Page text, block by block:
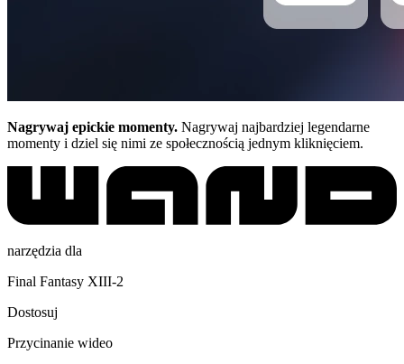
Nagrywaj epickie momenty. Nagrywaj najbardziej legendarne
momenty i dziel się nimi ze społecznością jednym kliknięciem.
narzędzia dla
Final Fantasy XIII-2
Dostosuj
Przycinanie wideo